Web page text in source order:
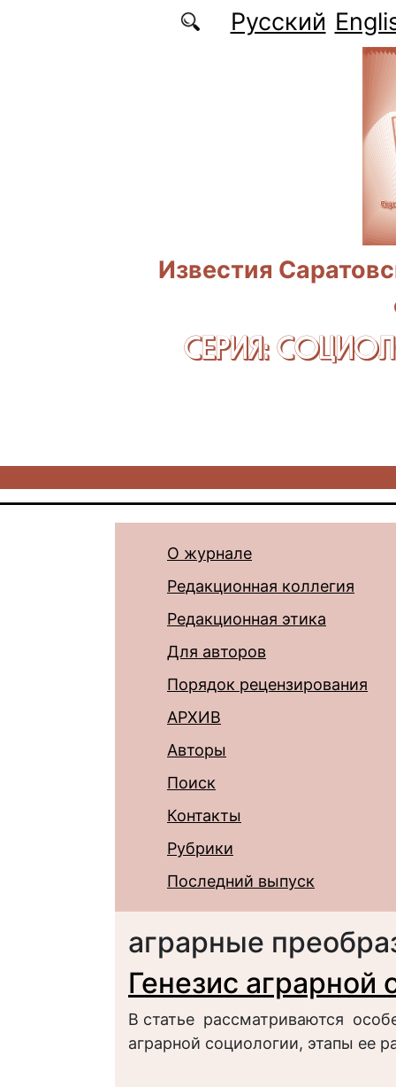
Перейти к основному содержаниюРусский
Известия
СЕРИЯ:
О журнале
Редакционная коллегия
Редакционная этика
Для авторов
Порядок рецензирования
АРХИВ
Авторы
Поиск
Контакты
Рубрики
Последний выпуск
аграрные
Генезис аграрной
В статье рассматриваются
аграрной социологии, этапы ее